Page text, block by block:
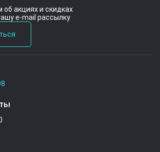
акциях и скидках
e-mail рассылку
соглашения